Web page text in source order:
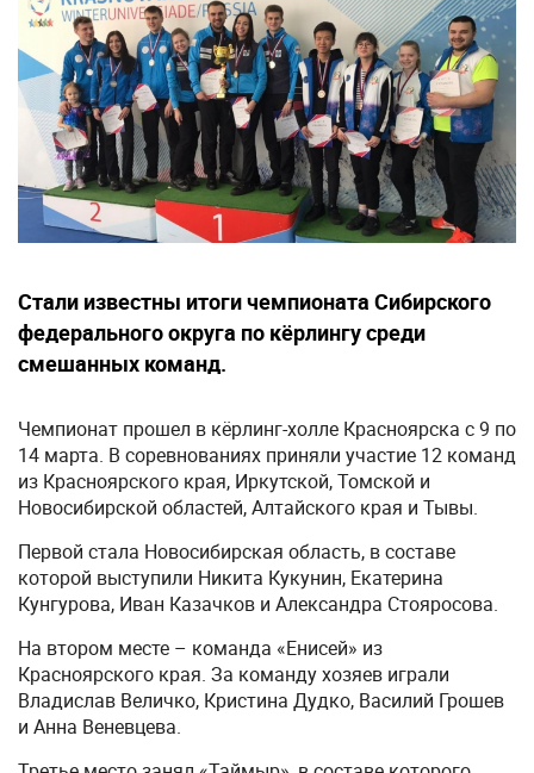
Стали известны итоги чемпионата Сибирского
федерального округа по кёрлингу среди
смешанных команд.
Чемпионат прошел в кёрлинг-холле Красноярска с 9 по
14 марта. В соревнованиях приняли участие 12 команд
из Красноярского края, Иркутской, Томской и
Новосибирской областей, Алтайского края и Тывы.
Первой стала Новосибирская область, в составе
которой выступили Никита Кукунин, Екатерина
Кунгурова, Иван Казачков и Александра Стояросова.
На втором месте – команда «Енисей» из
Красноярского края. За команду хозяев играли
Владислав Величко, Кристина Дудко, Василий Грошев
и Анна Веневцева.